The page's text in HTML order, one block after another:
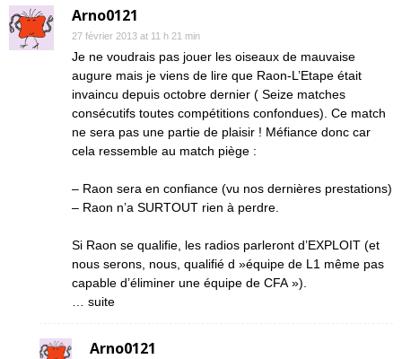
Arno0121
27 février 2013 at 11 h 21 min
Je ne voudrais pas jouer les oiseaux de mauvaise
augure mais je viens de lire que Raon-L’Etape était
invaincu depuis octobre dernier ( Seize matches
consécutifs toutes compétitions confondues). Ce match
ne sera pas une partie de plaisir ! Méfiance donc car
cela ressemble au match piège :
– Raon sera en confiance (vu nos dernières prestations)
– Raon n’a SURTOUT rien à perdre.
Si Raon se qualifie, les radios parleront d’EXPLOIT (et
nous serons, nous, qualifié d »équipe de L1 même pas
capable d’éliminer une équipe de CFA »).
… suite
Arno0121